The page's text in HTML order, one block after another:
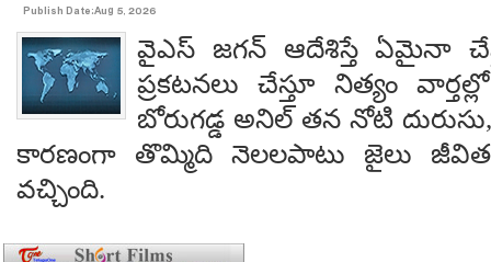
Publish Date:Aug 5, 2026
వైఎస్ జగన్ ఆదేశిస్తే ఏమైనా
ప్రకటనలు చేస్తూ నిత్యం
బోరుగడ్డ అనిల్ తన నోటి
కారణంగా తొమ్మిది నెలలపాటు జైలు
వచ్చింది.